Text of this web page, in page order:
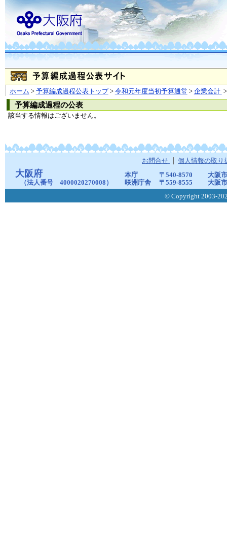
ホーム > 予算編成過程公表トップ> 令和元年度当初予算通常 > 企業会計 >
予算編成過程の公表
該当する情報はございません。
お問合せ 個人情報の取り
大阪府
（法人番号 4000020270008）
本庁 〒540-8570
大阪
咲洲庁舎
〒559-8555
大阪
© Copyright 2003-